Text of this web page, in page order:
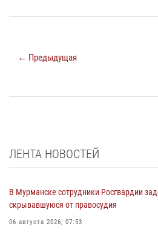
← Предыдущая
ЛЕНТА НОВОСТЕЙ
В Мурманске сотрудники Росгвардии
скрывавшуюся от правосудия
06 августа 2026, 07:53